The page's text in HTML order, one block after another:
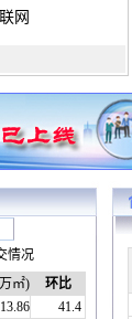
网
情况
㎡)
环比
13.86
41.4